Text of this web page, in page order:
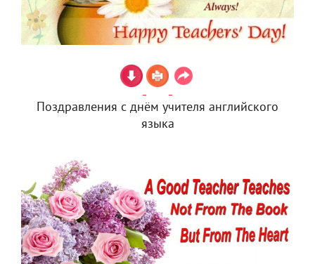
Поздравления с днём учителя английского
языка